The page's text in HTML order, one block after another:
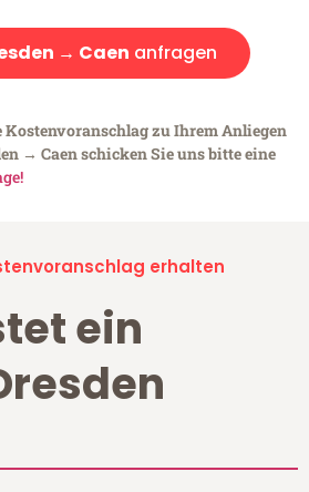
→ Caen anfragen
zu Ihrem Anliegen
→ Caen schicken Sie uns bitte eine
erhalten
ein